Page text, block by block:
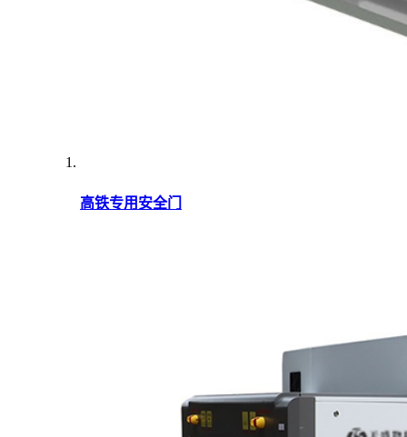
高铁专用安全门